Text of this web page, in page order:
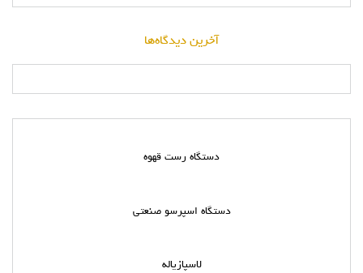
آخرین دیدگاه‌ها
دستگاه رست قهوه
دستگاه اسپرسو صنعتی
لاسپازیاله